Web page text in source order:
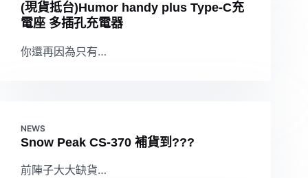
(現貨抵台)Humor handy plus Type-C充
電座 多插孔充電器
你還再因為只有…
NEWS
Snow Peak CS-370 補貨到???
前陣子大大缺貨…